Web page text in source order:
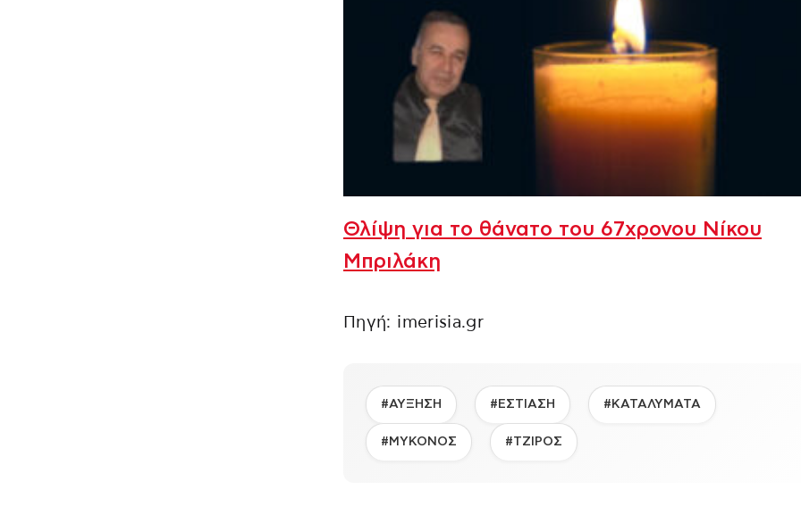
Θλίψη για το θάνατο του 67χρονου Νίκου
Μπριλάκη
Πηγή: imerisia.gr
#ΑΥΞΗΣΗ #ΕΣΤΙΑΣΗ #ΚΑΤΑΛΥΜΑΤΑ
#ΜΥΚΟΝΟΣ #ΤΖΙΡΟΣ